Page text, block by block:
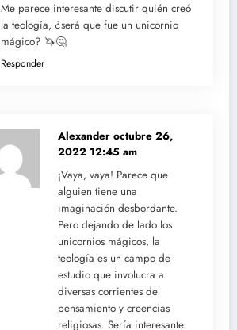
Me parece interesante discutir quién creó
la teología, ¿será que fue un unicornio
mágico? 🦄🤔
Responder
Alexander octubre 26,
2022 12:45 am
¡Vaya, vaya! Parece que
alguien tiene una
imaginación desbordante.
Pero dejando de lado los
unicornios mágicos, la
teología es un campo de
estudio que involucra a
diversas corrientes de
pensamiento y creencias
religiosas. Sería interesante